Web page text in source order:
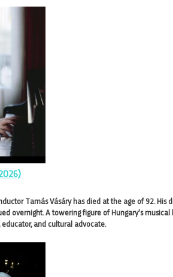
Tamás Vásáry has died at the age of 92.
overnight. A towering figure of Hungary’s
and cultural advocate.